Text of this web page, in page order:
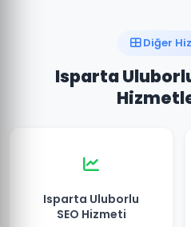
Diğer
Isparta
Isparta Uluborlu
SEO Hizmeti